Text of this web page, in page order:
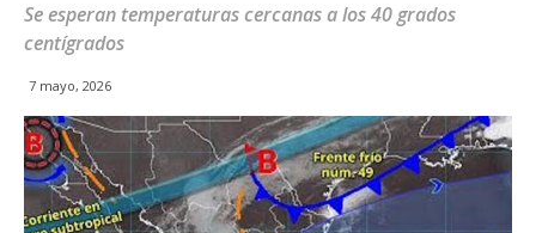
Se esperan temperaturas cercanas a los 40 grados
centígrados
7 mayo, 2026